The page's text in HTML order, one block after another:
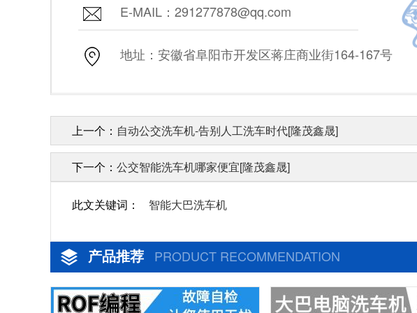
E-MAIL：291277878@qq.com
地址：安徽省阜阳市开发区蒋庄商业街164-167号
上一个： 自动公交洗车机-告别人工洗车时代[隆茂鑫晟]
下一个： 公交智能洗车机哪家便宜[隆茂鑫晟]
此文关键词： 智能大巴洗车机
产品推荐 PRODUCT RECOMMENDATION